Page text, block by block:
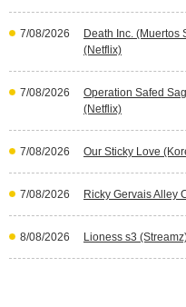
7/08/2026
Death Inc. (Muertos
(Netflix)
7/08/2026
Operation Safed
(Netflix)
7/08/2026 Our Sticky Love
7/08/2026 Ricky Gervais Alley
8/08/2026 Lioness s3